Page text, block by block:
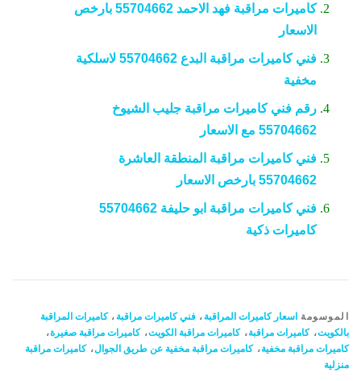
كاميرات مراقبة فهد الاحمد 55704662 بارخص
الاسعار
فني كاميرات مراقبة البدع 55704662 لاسلكية
مخفية
رقم فني كاميرات مراقبة جليب الشيوخ
55704662 مع الاسعار
فني كاميرات مراقبة المنطقة العاشرة
55704662 بارخص الاسعار
فني كاميرات مراقبة ابو حليفة 55704662
كاميرات ذكية
الموسومة اسعار كاميرات المراقبة ،فني كاميرات مراقبة ،كاميرات المراقبة
بالكويت،كاميرات مراقبة،كاميرات مراقبة الكويت،كاميرات مراقبة صغيرة،
كاميرات مراقبة مخفية،كاميرات مراقبة مخفية عن طريق الجوال،كاميرات مراقبة
منزلية